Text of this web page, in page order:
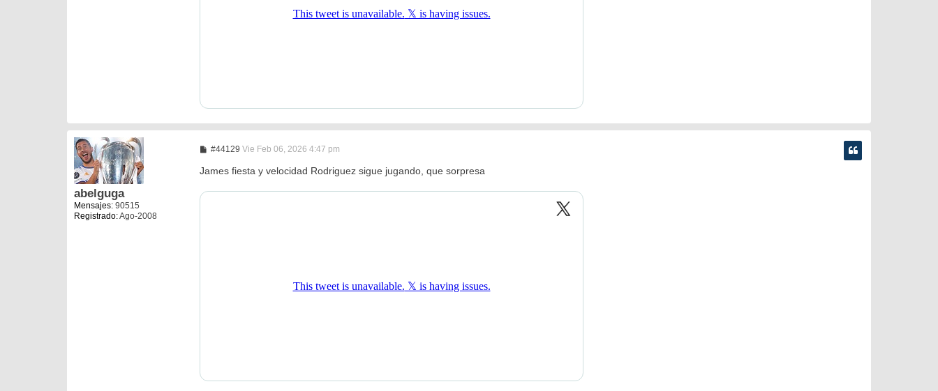
abelguga
Mensajes: 90515
Registrado:Ago-2008
#44129M
n
s
Vie Feb 06, 2026 4:47 pm
James fiesta y velocidad Rodriguez sigue jugando, que sorpresa